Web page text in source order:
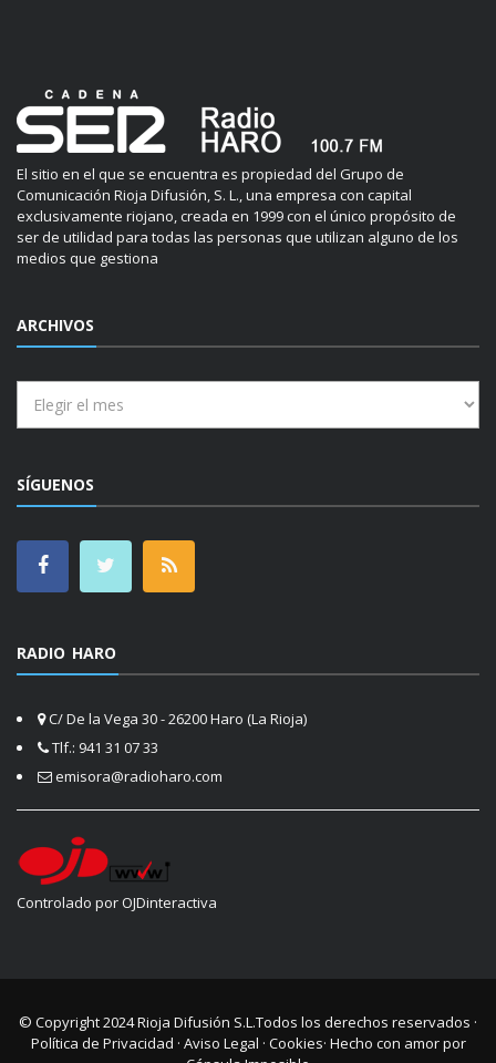
El sitio en el que se encuentra es propiedad del Grupo de
Comunicación Rioja Difusión, S. L., una empresa con capital
exclusivamente riojano, creada en 1999 con el único propósito de
ser de utilidad para todas las personas que utilizan alguno de los
medios que gestiona
ARCHIVOS
SÍGUENOS
RADIO HARO
C/ De la Vega 30 - 26200 Haro (La Rioja)
Tlf.: 941 31 07 33
emisora@radioharo.com
Controlado por OJDinteractiva
© Copyright 2024Rioja Difusión S.L.Todos los derechos reservados ·
Política de Privacidad · Aviso Legal · Cookies· Hecho con amor por